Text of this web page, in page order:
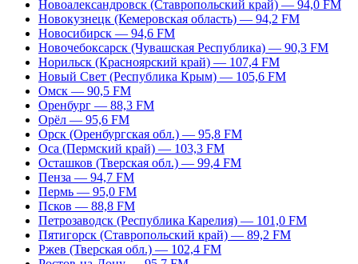
Новоалександровск (Ставропольский край) — 94,0 FM
Новокузнецк (Кемеровская область) — 94,2 FM
Новосибирск — 94,6 FM
Новочебоксарск (Чувашская Республика) — 90,3 FM
Норильск (Красноярский край) — 107,4 FM
Новый Свет (Республика Крым) — 105,6 FM
Омск — 90,5 FM
Оренбург — 88,3 FM
Орёл — 95,6 FM
Орск (Оренбургская обл.) — 95,8 FM
Оса (Пермский край) — 103,3 FM
Осташков (Тверская обл.) — 99,4 FM
Пенза — 94,7 FM
Пермь — 95,0 FM
Псков — 88,8 FM
Петрозаводск (Республика Карелия) — 101,0 FM
Пятигорск (Ставропольский край) — 89,2 FM
Ржев (Тверская обл.) — 102,4 FM